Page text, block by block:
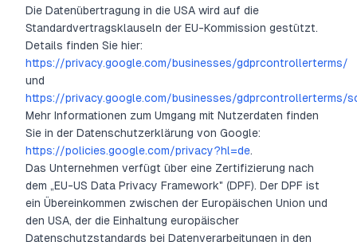
Die Datenübertragung in die USA wird auf die
Standardvertragsklauseln der EU-Kommission gestützt.
Details finden Sie hier:
https://privacy.google.com/businesses/gdprcontrollerterms/
und
https://privacy.google.com/businesses/gdprcontrollerterms/
Mehr Informationen zum Umgang mit Nutzerdaten finden
Sie in der Datenschutzerklärung von Google:
https://policies.google.com/privacy?hl=de.
Das Unternehmen verfügt über eine Zertifizierung nach
dem „EU-US Data Privacy Framework" (DPF). Der DPF ist
ein Übereinkommen zwischen der Europäischen Union und
den USA, der die Einhaltung europäischer
Datenschutzstandards bei Datenverarbeitungen in den